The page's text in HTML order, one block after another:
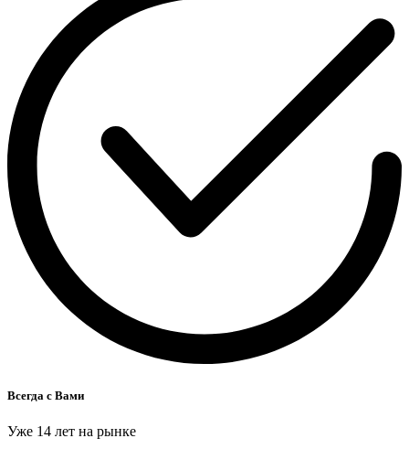
Всегда с Вами
Уже 14 лет на рынке